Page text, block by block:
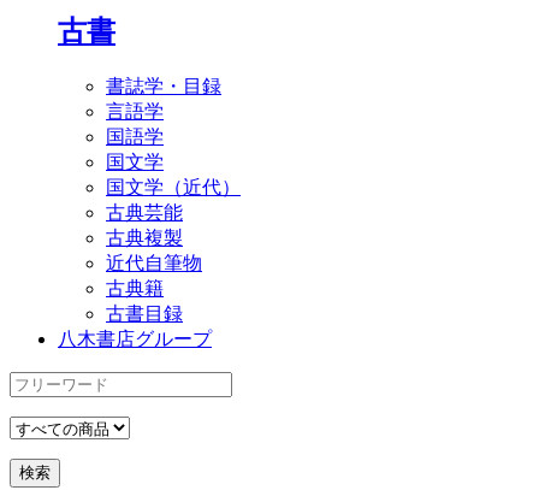
古書
書誌学・目録
言語学
国語学
国文学
国文学（近代）
古典芸能
古典複製
近代自筆物
古典籍
古書目録
八木書店グループ